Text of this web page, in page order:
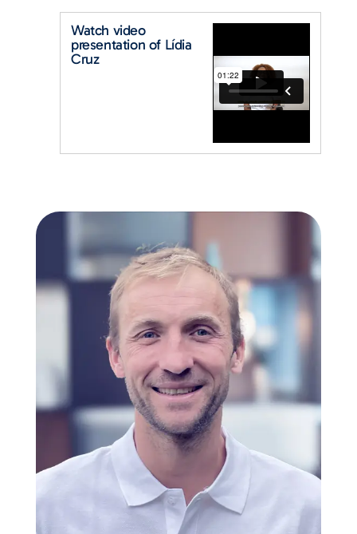
Watch video
presentation of Lídia
Cruz